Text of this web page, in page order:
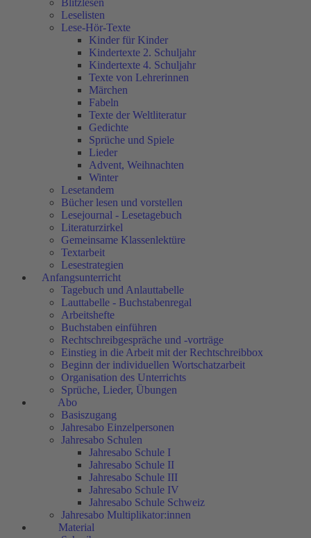
Blitzlesen
Leselisten
Lese-Hör-Texte
Kinder für Kinder
Kindertexte 2. Schuljahr
Kindertexte 4. Schuljahr
Texte von Lehrerinnen
Märchen
Fabeln
Texte der Weltliteratur
Gedichte
Sprüche und Spiele
Lieder
Advent, Weihnachten
Winter
Lesetandem
Bücher lesen und vorstellen
Lesejournal - Lesetagebuch
Literaturzirkel
Gemeinsame Klassenlektüre
Textarbeit
Lesestrategien
Anfangsunterricht
Tagebuch und Anlauttabelle
Lauttabelle - Buchstabenregal
Arbeitshefte
Buchstaben einführen
Rechtschreibgespräche und -vorträge
Einstieg in die Arbeit mit der Rechtschreibbox
Beginn der individuellen Wortschatzarbeit
Organisation des Unterrichts
Sprüche, Lieder, Übungen
Abo
Basiszugang
Jahresabo Einzelpersonen
Jahresabo Schulen
Jahresabo Schule I
Jahresabo Schule II
Jahresabo Schule III
Jahresabo Schule IV
Jahresabo Schule Schweiz
Jahresabo Multiplikator:innen
Material